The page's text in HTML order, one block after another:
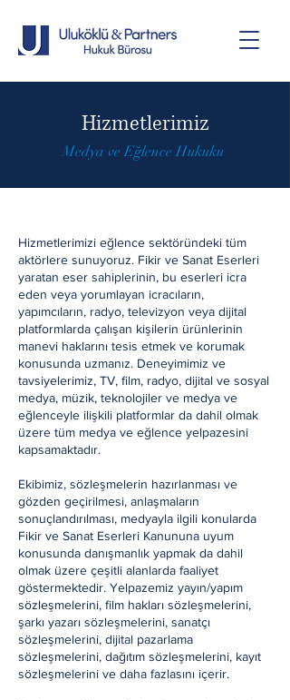
Hizmetlerimiz
Medya ve Eğlence Hukuku
Hizmetlerimizi eğlence sektöründeki tüm
aktörlere sunuyoruz. Fikir ve Sanat Eserleri
yaratan eser sahiplerinin, bu eserleri icra
eden veya yorumlayan icracıların,
yapımcıların, radyo, televizyon veya dijital
platformlarda çalışan kişilerin ürünlerinin
manevi haklarını tesis etmek ve korumak
konusunda uzmanız. Deneyimimiz ve
tavsiyelerimiz, TV, film, radyo, dijital ve sosyal
medya, müzik, teknolojiler ve medya ve
eğlenceyle ilişkili platformlar da dahil olmak
üzere tüm medya ve eğlence yelpazesini
kapsamaktadır.
Ekibimiz, sözleşmelerin hazırlanması ve
gözden geçirilmesi, anlaşmaların
sonuçlandırılması, medyayla ilgili konularda
Fikir ve Sanat Eserleri Kanununa uyum
konusunda danışmanlık yapmak da dahil
olmak üzere çeşitli alanlarda faaliyet
göstermektedir. Yelpazemiz yayın/yapım
sözleşmelerini, film hakları sözleşmelerini,
şarkı yazarı sözleşmelerini, sanatçı
sözleşmelerini, dijital pazarlama
sözleşmelerini, dağıtım sözleşmelerini, kayıt
sözleşmelerini ve daha fazlasını içerir.